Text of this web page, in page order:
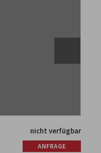
nicht verfügbar
ANFRAGE